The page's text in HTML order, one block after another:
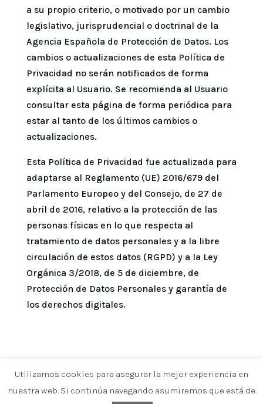
a su propio criterio, o motivado por un cambio
legislativo, jurisprudencial o doctrinal de la
Agencia Española de Protección de Datos. Los
cambios o actualizaciones de esta Política de
Privacidad no serán notificados de forma
explícita al Usuario. Se recomienda al Usuario
consultar esta página de forma periódica para
estar al tanto de los últimos cambios o
actualizaciones.
Esta Política de Privacidad fue actualizada para
adaptarse al Reglamento (UE) 2016/679 del
Parlamento Europeo y del Consejo, de 27 de
abril de 2016, relativo a la protección de las
personas físicas en lo que respecta al
tratamiento de datos personales y a la libre
circulación de estos datos (RGPD) y a la Ley
Orgánica 3/2018, de 5 de diciembre, de
Protección de Datos Personales y garantía de
los derechos digitales.
SHAMROCK PALMA | Built&Designed
by
SAPIL
Utilizamos cookies para asegurar la mejor experiencia en
nuestra web. Si continúa navegando asumiremos que está de